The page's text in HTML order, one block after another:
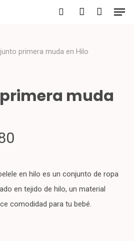
primera muda en Hilo
muda
El
actual
es:
$ 1.680.
en hilo es un conjunto de ropa
en tejido de hilo, un material
comodidad para tu bebé.